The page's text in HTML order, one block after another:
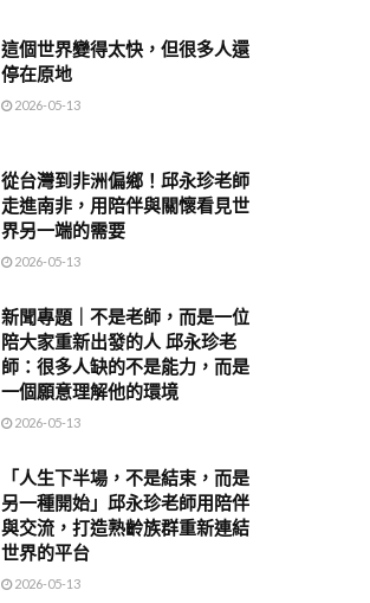
這個世界變得太快，但很多人還
停在原地
2026-05-13
從台灣到非洲偏鄉！邱永珍老師
走進南非，用陪伴與關懷看見世
界另一端的需要
2026-05-13
新聞專題｜不是老師，而是一位
陪大家重新出發的人 邱永珍老
師：很多人缺的不是能力，而是
一個願意理解他的環境
2026-05-13
「人生下半場，不是結束，而是
另一種開始」邱永珍老師用陪伴
與交流，打造熟齡族群重新連結
世界的平台
2026-05-13